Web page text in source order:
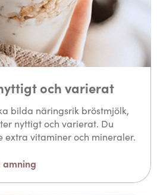
och varierat
bilda näringsrik bröstmjölk,
nyttigt och varierat. Du
extra vitaminer och mineraler.
amning